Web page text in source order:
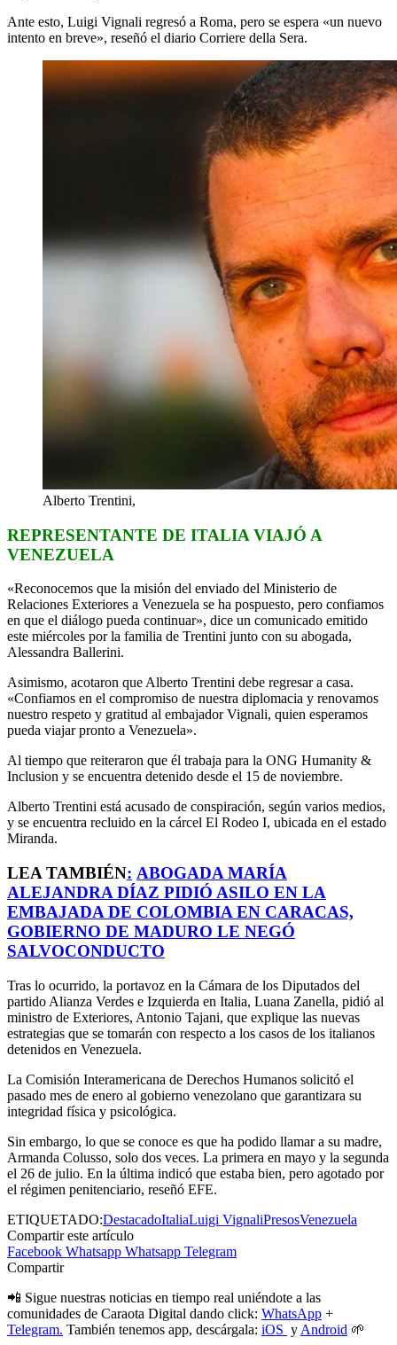
Ante esto, Luigi Vignali regresó a Roma, pero se espera «un nuevo
intento en breve», reseñó el diario Corriere della Sera.
Alberto Trentini,
REPRESENTANTE DE ITALIA VIAJÓ A
VENEZUELA
«Reconocemos que la misión del enviado del Ministerio de
Relaciones Exteriores a Venezuela se ha pospuesto, pero confiamos
en que el diálogo pueda continuar», dice un comunicado emitido
este miércoles por la familia de Trentini junto con su abogada,
Alessandra Ballerini.
Asimismo, acotaron que Alberto Trentini debe regresar a casa.
«Confiamos en el compromiso de nuestra diplomacia y renovamos
nuestro respeto y gratitud al embajador Vignali, quien esperamos
pueda viajar pronto a Venezuela».
Al tiempo que reiteraron que él trabaja para la ONG Humanity &
Inclusion y se encuentra detenido desde el 15 de noviembre.
Alberto Trentini está acusado de conspiración, según varios medios,
y se encuentra recluido en la cárcel El Rodeo I, ubicada en el estado
Miranda.
LEA TAMBIÉN: ABOGADA MARÍA
ALEJANDRA DÍAZ PIDIÓ ASILO EN LA
EMBAJADA DE COLOMBIA EN CARACAS,
GOBIERNO DE MADURO LE NEGÓ
SALVOCONDUCTO
Tras lo ocurrido, la portavoz en la Cámara de los Diputados del
partido Alianza Verdes e Izquierda en Italia, Luana Zanella, pidió al
ministro de Exteriores, Antonio Tajani, que explique las nuevas
estrategias que se tomarán con respecto a los casos de los italianos
detenidos en Venezuela.
La Comisión Interamericana de Derechos Humanos solicitó el
pasado mes de enero al gobierno venezolano que garantizara su
integridad física y psicológica.
Sin embargo, lo que se conoce es que ha podido llamar a su madre,
Armanda Colusso, solo dos veces. La primera en mayo y la segunda
el 26 de julio. En la última indicó que estaba bien, pero agotado por
el régimen penitenciario, reseñó EFE.
ETIQUETADO:DestacadoItaliaLuigi VignaliPresosVenezuela
Compartir este artículo
Facebook Whatsapp Whatsapp Telegram
Compartir
📲 Sigue nuestras noticias en tiempo real uniéndote a las
comunidades de Caraota Digital dando click: WhatsApp +
Telegram. También tenemos app, descárgala: iOS y Android 🌱